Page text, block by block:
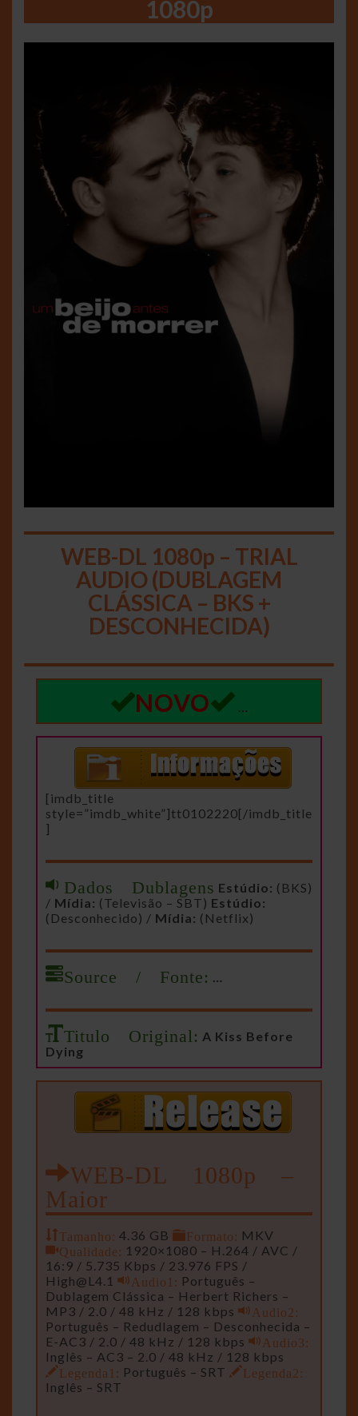
1080p
WEB-DL 1080p – TRIAL
AUDIO (DUBLAGEM
CLÁSSICA – BKS +
DESCONHECIDA)
NOVO …
[imdb_title
style=”imdb_white”]tt0102220[/imdb_title
]
Dados Dublagens Estúdio: (BKS)
/ Mídia: (Televisão – SBT) Estúdio:
(Desconhecido) / Mídia: (Netflix)
Source / Fonte: …
Titulo Original: A Kiss Before
Dying
WEB-DL 1080p –
Maior
Tamanho: 4.36 GB Formato: MKV
Qualidade: 1920×1080 – H.264 / AVC /
16:9 / 5.735 Kbps / 23.976 FPS /
High@L4.1
Audio1: Português –
Dublagem Clássica – Herbert Richers –
MP3 / 2.0 / 48 kHz / 128 kbps
Audio2:
Português – Redudlagem – Desconhecida –
E-AC3 / 2.0 / 48 kHz / 128 kbps
Audio3:
Inglês – AC3 – 2.0 / 48 kHz / 128 kbps
Legenda1: Português – SRT
Legenda2:
Inglês – SRT